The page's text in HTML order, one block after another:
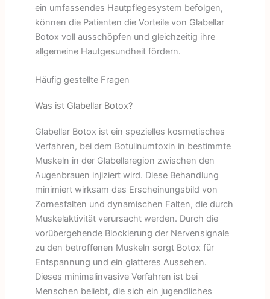
ein umfassendes Hautpflegesystem befolgen,
können die Patienten die Vorteile von Glabellar
Botox voll ausschöpfen und gleichzeitig ihre
allgemeine Hautgesundheit fördern.
Häufig gestellte Fragen
Was ist Glabellar Botox?
Glabellar Botox ist ein spezielles kosmetisches
Verfahren, bei dem Botulinumtoxin in bestimmte
Muskeln in der Glabellaregion zwischen den
Augenbrauen injiziert wird. Diese Behandlung
minimiert wirksam das Erscheinungsbild von
Zornesfalten und dynamischen Falten, die durch
Muskelaktivität verursacht werden. Durch die
vorübergehende Blockierung der Nervensignale
zu den betroffenen Muskeln sorgt Botox für
Entspannung und ein glatteres Aussehen.
Dieses minimalinvasive Verfahren ist bei
Menschen beliebt, die sich ein jugendliches